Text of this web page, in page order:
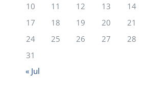
10
11 12 13 14
17
18 19 20 21
24
25 26 27 28
31
« Jul